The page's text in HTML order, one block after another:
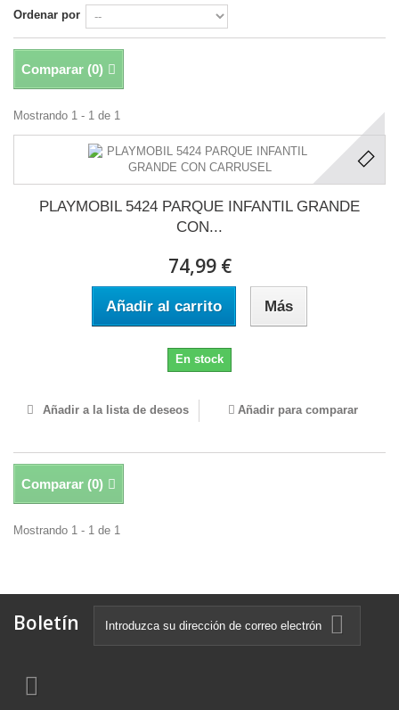
Ordenar por
Comparar (0)
Mostrando 1 - 1 de 1
PLAYMOBIL 5424 PARQUE INFANTIL GRANDE
CON...
74,99 €
Añadir al carrito Más
En stock
Añadir a la lista de deseos Añadir para comparar
Comparar (0)
Mostrando 1 - 1 de 1
Boletín